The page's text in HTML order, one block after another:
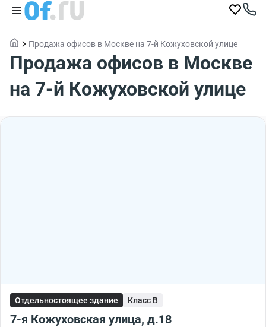
Продажа офисов в Москве на 7-й Кожуховской улице
Продажа офисов в Москве
на 7-й Кожуховской улице
Отдельностоящее здание Класс B
7-я Кожуховская улица, д.18